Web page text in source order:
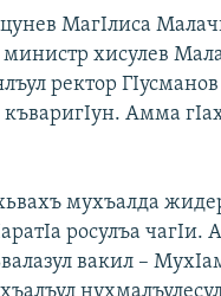
МагIлиса
хисулев
ректор
къваригIун. Амма
мухъалда
росулъа чагIи.
вакил –